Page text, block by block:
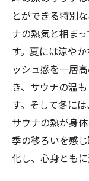
山々の
空気の
自然の
峰の原
峰の原での
効果
サウナ
自然の
とができる特別
ナの熱気と相ま
す。夏には涼や
ッシュ感を一層
き、サウナの温
す。そして冬に
サウナの熱が身
季の移ろいを感
化し、心身とも